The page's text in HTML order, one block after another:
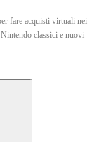
fare acquisti virtuali nei
classici e nuovi